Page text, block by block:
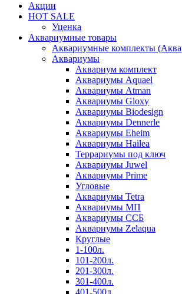
Акции
HOT SALE
Уценка
Аквариумные товары
Аквариумные комплекты
Аквариумы
Аквариум комплект
Аквариумы Aquael
Аквариумы Atman
Аквариумы Gloxy
Аквариумы Biodesign
Аквариумы Dennerle
Аквариумы Eheim
Аквариумы Hailea
Террариумы под ключ
Аквариумы Juwel
Аквариумы Prime
Угловые
Аквариумы Tetra
Аквариумы МП
Аквариумы ССБ
Аквариумы Zelaqua
Круглые
1-100л.
101-200л.
201-300л.
301-400л.
401-500л.